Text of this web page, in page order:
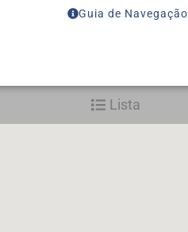
Guia de Navegação
Lista